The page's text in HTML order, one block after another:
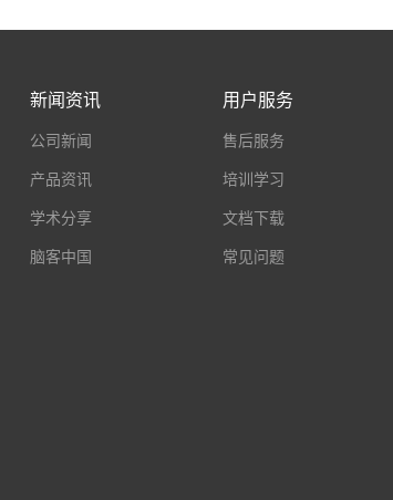
新闻资讯
公司新闻
产品资讯
学术分享
脑客中国
用户服务
售后服务
培训学习
文档下载
常见问题